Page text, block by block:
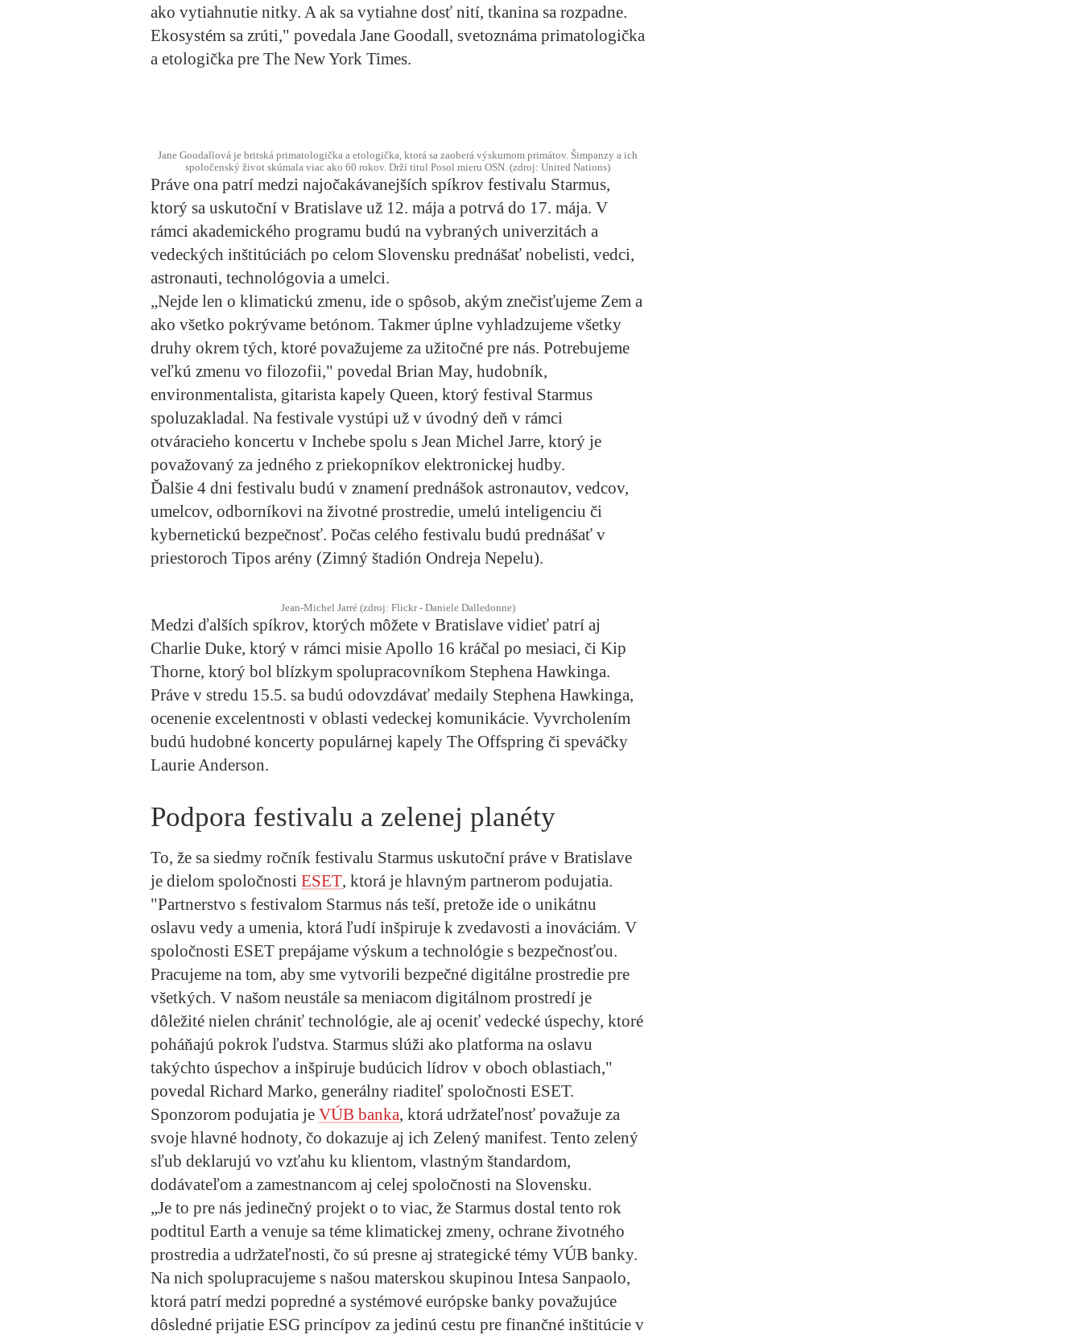
ako vytiahnutie nitky. A ak sa vytiahne dosť nití, tkanina sa rozpadne.
Ekosystém sa zrúti," povedala Jane Goodall, svetoznáma primatologička
a etologička pre The New York Times.
Jane Goodallová je britská primatologička a etologička, ktorá sa zaoberá výskumom primátov. Šimpanzy a ich
spoločenský život skúmala viac ako 60 rokov. Drží titul Posol mieru OSN. (zdroj: United Nations)
Práve ona patrí medzi najočakávanejších spíkrov festivalu Starmus,
ktorý sa uskutoční v Bratislave už 12. mája a potrvá do 17. mája. V
rámci akademického programu budú na vybraných univerzitách a
vedeckých inštitúciách po celom Slovensku prednášať nobelisti, vedci,
astronauti, technológovia a umelci.
„Nejde len o klimatickú zmenu, ide o spôsob, akým znečisťujeme Zem a
ako všetko pokrývame betónom. Takmer úplne vyhladzujeme všetky
druhy okrem tých, ktoré považujeme za užitočné pre nás. Potrebujeme
veľkú zmenu vo filozofii," povedal Brian May, hudobník,
environmentalista, gitarista kapely Queen, ktorý festival Starmus
spoluzakladal. Na festivale vystúpi už v úvodný deň v rámci
otváracieho koncertu v Inchebe spolu s Jean Michel Jarre, ktorý je
považovaný za jedného z priekopníkov elektronickej hudby.
Ďalšie 4 dni festivalu budú v znamení prednášok astronautov, vedcov,
umelcov, odborníkovi na životné prostredie, umelú inteligenciu či
kybernetickú bezpečnosť. Počas celého festivalu budú prednášať v
priestoroch Tipos arény (Zimný štadión Ondreja Nepelu).
Jean-Michel Jarré (zdroj: Flickr - Daniele Dalledonne)
Medzi ďalších spíkrov, ktorých môžete v Bratislave vidieť patrí aj
Charlie Duke, ktorý v rámci misie Apollo 16 kráčal po mesiaci, či Kip
Thorne, ktorý bol blízkym spolupracovníkom Stephena Hawkinga.
Práve v stredu 15.5. sa budú odovzdávať medaily Stephena Hawkinga,
ocenenie excelentnosti v oblasti vedeckej komunikácie. Vyvrcholením
budú hudobné koncerty populárnej kapely The Offspring či speváčky
Laurie Anderson.
Podpora festivalu a zelenej planéty
To, že sa siedmy ročník festivalu Starmus uskutoční práve v Bratislave
je dielom spoločnosti ESET, ktorá je hlavným partnerom podujatia.
"Partnerstvo s festivalom Starmus nás teší, pretože ide o unikátnu
oslavu vedy a umenia, ktorá ľudí inšpiruje k zvedavosti a inováciám. V
spoločnosti ESET prepájame výskum a technológie s bezpečnosťou.
Pracujeme na tom, aby sme vytvorili bezpečné digitálne prostredie pre
všetkých. V našom neustále sa meniacom digitálnom prostredí je
dôležité nielen chrániť technológie, ale aj oceniť vedecké úspechy, ktoré
poháňajú pokrok ľudstva. Starmus slúži ako platforma na oslavu
takýchto úspechov a inšpiruje budúcich lídrov v oboch oblastiach,"
povedal Richard Marko, generálny riaditeľ spoločnosti ESET.
Sponzorom podujatia je VÚB banka, ktorá udržateľnosť považuje za
svoje hlavné hodnoty, čo dokazuje aj ich Zelený manifest. Tento zelený
sľub deklarujú vo vzťahu ku klientom, vlastným štandardom,
dodávateľom a zamestnancom aj celej spoločnosti na Slovensku.
„Je to pre nás jedinečný projekt o to viac, že Starmus dostal tento rok
podtitul Earth a venuje sa téme klimatickej zmeny, ochrane životného
prostredia a udržateľnosti, čo sú presne aj strategické témy VÚB banky.
Na nich spolupracujeme s našou materskou skupinou Intesa Sanpaolo,
ktorá patrí medzi popredné a systémové európske banky považujúce
dôsledné prijatie ESG princípov za jedinú cestu pre finančné inštitúcie v